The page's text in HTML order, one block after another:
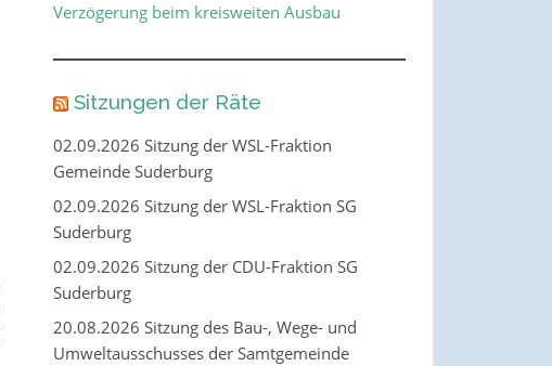
Verzögerung beim kreisweiten Ausbau
Sitzungen der Räte
02.09.2026 Sitzung der WSL-Fraktion
Gemeinde Suderburg
02.09.2026 Sitzung der WSL-Fraktion SG
Suderburg
02.09.2026 Sitzung der CDU-Fraktion SG
Suderburg
20.08.2026 Sitzung des Bau-, Wege- und
Umweltausschusses der Samtgemeinde